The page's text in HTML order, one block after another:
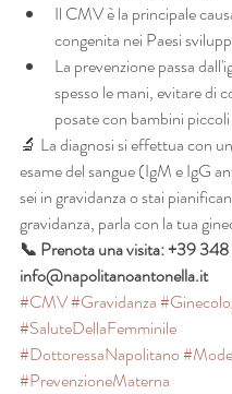
Il CMV è la principale
congenita nei Paesi
La prevenzione passa
spesso le mani, evitare di
posate con bambini piccoli
🔬 La diagnosi si effettua con
esame del sangue (IgM e IgG
sei in gravidanza o stai
gravidanza, parla con la tua
📞 Prenota una visita: +39 348
info@napolitanoantonella.it
#CMV#Gravidanza
#SaluteDellaFemminile
#DottoressaNapolitano
#PrevenzioneMaterna